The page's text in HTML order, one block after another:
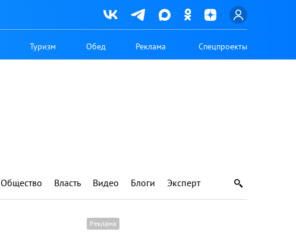
Туризм Обед Реклама Спецпроекты
Общество Власть Видео Блоги Эксперт